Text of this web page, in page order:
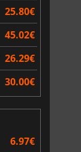
25.80€
45.02€
26.29€
30.00€
6.97€